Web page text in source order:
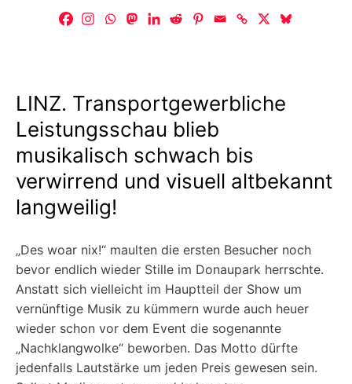
LINZ. Transportgewerbliche
Leistungsschau blieb
musikalisch schwach bis
verwirrend und visuell altbekannt
langweilig!
„Des woar nix!“ maulten die ersten Besucher noch
bevor endlich wieder Stille im Donaupark herrschte.
Anstatt sich vielleicht im Hauptteil der Show um
vernünftige Musik zu kümmern wurde auch heuer
wieder schon vor dem Event die sogenannte
„Nachklangwolke“ beworben. Das Motto dürfte
jedenfalls Lautstärke um jeden Preis gewesen sein.